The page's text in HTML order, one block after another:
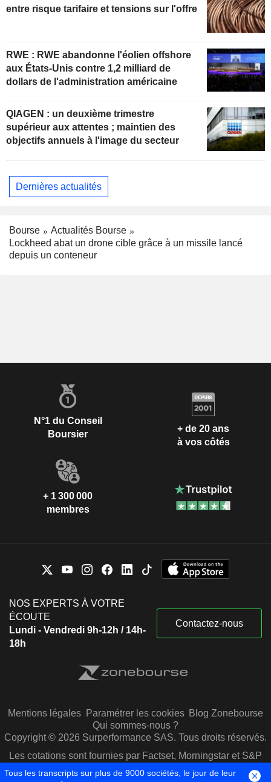
entre risque tarifaire et tensions sur l'offre
RWE : RWE abandonne l'éolien offshore
aux États-Unis contre 1,2 milliard de
dollars de l'administration américaine
QIAGEN : un deuxième trimestre
supérieur aux attentes ; maintien des
objectifs annuels à l'image du secteur
Dernières actualités
Bourse
Actualités Bourse
Lockheed abat un drone cible grâce à un missile lancé
depuis un conteneur
N°1 du Conseil
Boursier
+ de 20 ans
à vos côtés
+ 1 300 000
membres
NOS EXPERTS À VOTRE
ÉCOUTE
Lundi - Vendredi 9h-12h / 14h-
18h
Contactez-nous
Mentions légales Paramétrer les cookies Blog Zonebourse
Qui sommes-nous ?
Copyright © 2026 Surperformance SAS. Tous droits réservés.
Les cotations sont fournies par Factset, Morningstar et S&P
Capital IQ
Tous les transcripts sur plus de 9000 sociétés, le jour de leur